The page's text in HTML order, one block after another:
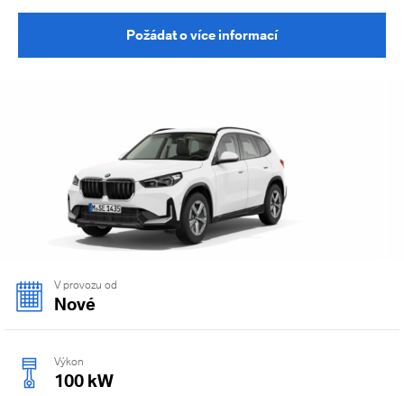
Požádat o více informací
V provozu od
Nové
Výkon
100 kW